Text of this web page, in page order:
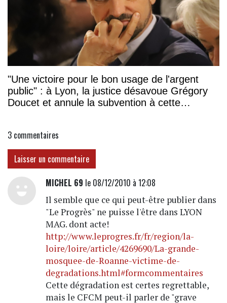
"Une victoire pour le bon usage de l'argent
public" : à Lyon, la justice désavoue Grégory
Doucet et annule la subvention à cette
3 commentaires
Laisser un commentaire
MICHEL 69 le 08/12/2010 à 12:08
Il semble que ce qui peut-être publier dans
"Le Progrès" ne puisse l'être dans LYON
MAG. dont acte!
http://www.leprogres.fr/fr/region/la-
loire/loire/article/4269690/La-grande-
mosquee-de-Roanne-victime-de-
degradations.html#formcommentaires
Cette dégradation est certes regrettable,
mais le CFCM peut-il parler de "grave